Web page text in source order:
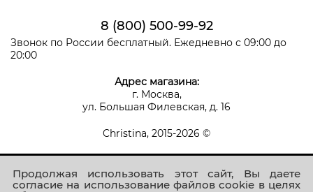
Продолжая использовать этот сайт, Вы даете
согласие на использование файлов cookie в целях
8 (800) 500-99-92
Звонок по России бесплатный. Ежедневно с 09:00 до
20:00
Адрес магазина:
г. Москва,
ул. Большая Филевская, д. 16
Christina, 2015-2026 ©